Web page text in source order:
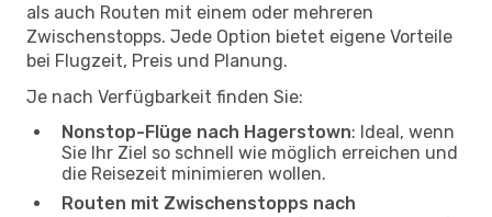
als auch Routen mit einem oder mehreren
Zwischenstopps. Jede Option bietet eigene Vorteile
bei Flugzeit, Preis und Planung.
Je nach Verfügbarkeit finden Sie:
Nonstop-Flüge nach Hagerstown: Ideal, wenn
Sie Ihr Ziel so schnell wie möglich erreichen und
die Reisezeit minimieren wollen.
Routen mit Zwischenstopps nach